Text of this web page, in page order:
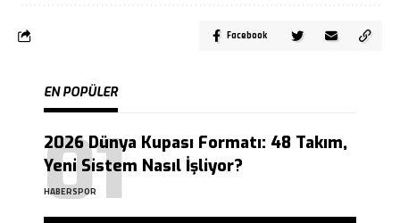
Facebook
EN POPÜLER
2026 Dünya Kupası Formatı: 48 Takım,
Yeni Sistem Nasıl İşliyor?
HABERSPOR